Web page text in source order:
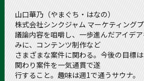
山口華乃（やまぐち・はなの）
株式会社シンクジャム マーケティング
議論内容を咀嚼し、一歩進んだアイデ
みに、コンテンツ制作など
さまざまな案件に関わる。今後の目標
関わり案件を一気通貫で遂
行すること。趣味は週1で通うサウナ。